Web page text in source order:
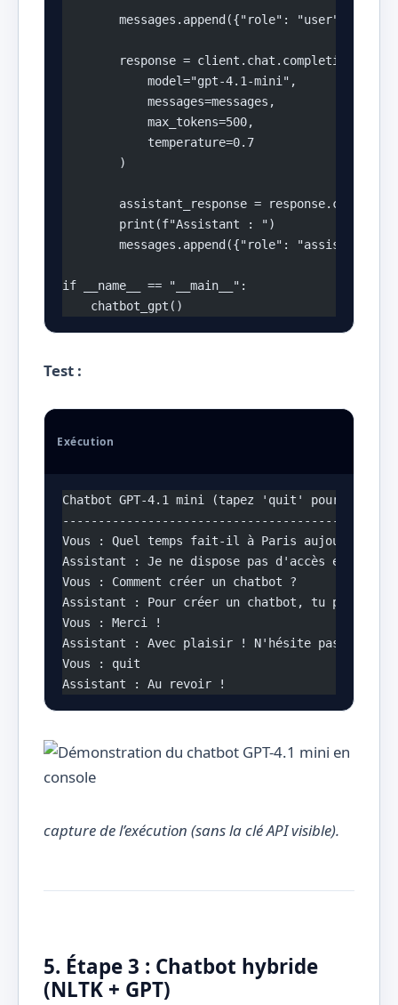
messages.append({"role": "user",
response =
            model="gpt-4.1-mini",
            messages=messages,
            max_tokens=500,
            temperature=0.7
        )
assistant_response =
        print(f"Assistant : ")
messages.append({"role": "assistant",
if __name__ == "__main__":
    chatbot_gpt()
Test :
Exécution
Chatbot GPT-4.1 mini (tapez 'quit' pour
Vous : Quel temps fait-il à Paris aujourd'hui ?
Assistant : Je ne dispose pas d'accès en
Vous : Comment créer un chatbot ?
Assistant : Pour créer un chatbot, tu peux
Vous : Merci !
Assistant : Avec plaisir ! N'hésite pas si tu
Vous : quit
Assistant : Au revoir !
capture de l’exécution (sans la clé API visible).
5. Étape 3 : Chatbot hybride
(NLTK + GPT)